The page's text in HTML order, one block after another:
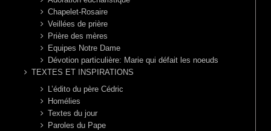
Chapelet-Rosaire
Veillées de prière
Prière des mères
Equipes Notre Dame
Dévotion particulière: Marie qui défait les noeuds
TEXTES ET INSPIRATIONS
L’édito du père Cédric
Homélies
Textes du jour
Paroles du Pape